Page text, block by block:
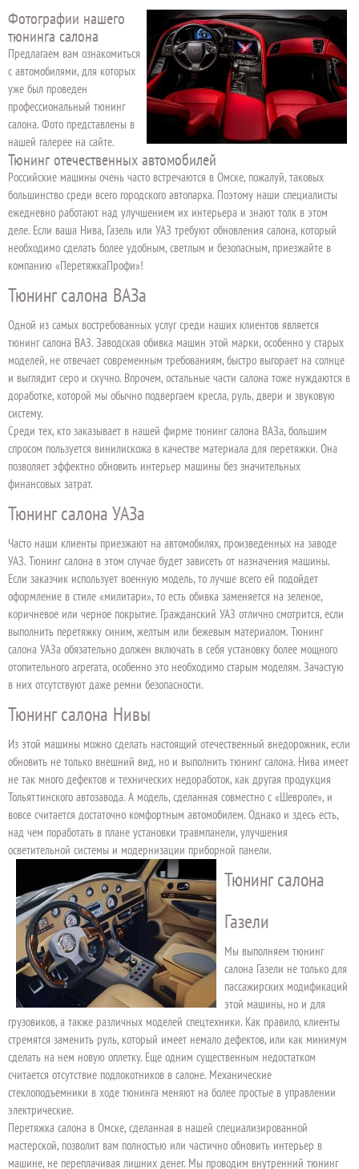
Фотографии нашего
тюнинга салона
Предлагаем вам ознакомиться
с автомобилями, для которых
уже был проведен
профессиональный тюнинг
салона. Фото представлены в
нашей галерее на сайте.
Тюнинг отечественных автомобилей
Российские машины очень часто встречаются в Омске, пожалуй, таковых
большинство среди всего городского автопарка. Поэтому наши специалисты
ежедневно работают над улучшением их интерьера и знают толк в этом
деле. Если ваша Нива, Газель или УАЗ требуют обновления салона, который
необходимо сделать более удобным, светлым и безопасным, приезжайте в
компанию «ПеретяжкаПрофи»!
Тюнинг салона ВАЗа
Одной из самых востребованных услуг среди наших клиентов является
тюнинг салона ВАЗ. Заводская обивка машин этой марки, особенно у старых
моделей, не отвечает современным требованиям, быстро выгорает на солнце
и выглядит серо и скучно. Впрочем, остальные части салона тоже нуждаются в
доработке, которой мы обычно подвергаем кресла, руль, двери и звуковую
систему.
Среди тех, кто заказывает в нашей фирме тюнинг салона ВАЗа, большим
спросом пользуется винилискожа в качестве материала для перетяжки. Она
позволяет эффектно обновить интерьер машины без значительных
финансовых затрат.
Тюнинг салона УАЗа
Часто наши клиенты приезжают на автомобилях, произведенных на заводе
УАЗ. Тюнинг салона в этом случае будет зависеть от назначения машины.
Если заказчик использует военную модель, то лучше всего ей подойдет
оформление в стиле «милитари», то есть обивка заменяется на зеленое,
коричневое или черное покрытие. Гражданский УАЗ отлично смотрится, если
выполнить перетяжку синим, желтым или бежевым материалом. Тюнинг
салона УАЗа обязательно должен включать в себя установку более мощного
отопительного агрегата, особенно это необходимо старым моделям. Зачастую
в них отсутствуют даже ремни безопасности.
Тюнинг салона Нивы
Из этой машины можно сделать настоящий отечественный внедорожник, если
обновить не только внешний вид, но и выполнить тюнинг салона. Нива имеет
не так много дефектов и технических недоработок, как другая продукция
Тольяттинского автозавода. А модель, сделанная совместно с «Шевроле», и
вовсе считается достаточно комфортным автомобилем. Однако и здесь есть,
над чем поработать в плане установки травмпанели, улучшения
осветительной системы и модернизации приборной панели.
Тюнинг салона
Газели
Мы выполняем тюнинг
салона Газели не только для
пассажирских модификаций
этой машины, но и для
грузовиков, а также различных моделей спецтехники. Как правило, клиенты
стремятся заменить руль, который имеет немало дефектов, или как минимум
сделать на нем новую оплетку. Еще одним существенным недостатком
считается отсутствие подлокотников в салоне. Механические
стеклоподъемники в ходе тюнинга меняют на более простые в управлении
электрические.
Перетяжка салона в Омске, сделанная в нашей специализированной
мастерской, позволит вам полностью или частично обновить интерьер в
машине, не переплачивая лишних денег. Мы проводим внутренний тюнинг